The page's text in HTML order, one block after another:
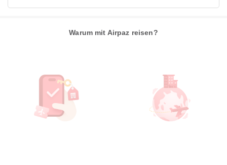
Warum mit Airpaz reisen?